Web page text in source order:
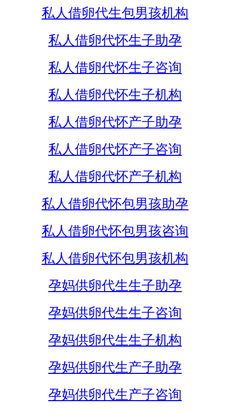
私人借卵代生包男孩机构
私人借卵代怀生子助孕
私人借卵代怀生子咨询
私人借卵代怀生子机构
私人借卵代怀产子助孕
私人借卵代怀产子咨询
私人借卵代怀产子机构
私人借卵代怀包男孩助孕
私人借卵代怀包男孩咨询
私人借卵代怀包男孩机构
孕妈供卵代生生子助孕
孕妈供卵代生生子咨询
孕妈供卵代生生子机构
孕妈供卵代生产子助孕
孕妈供卵代生产子咨询